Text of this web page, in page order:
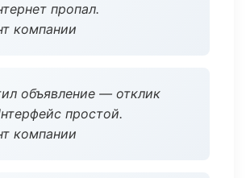
пропал.
компании
объявление — отклик
простой.
компании